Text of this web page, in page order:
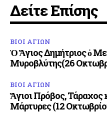
Δείτε Επίσης
ΒΙΟΙ ΑΓΙΩΝ
Ὁ Ἅγιος Δημήτριος ὁ
Μυροβλύτης(26
ΒΙΟΙ ΑΓΙΩΝ
Ἅγιοι Πρόβος, Τάραχος
Μάρτυρες (12